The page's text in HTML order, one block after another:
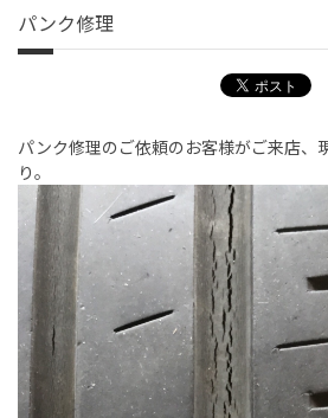
パンク修理
パンク修理のご依頼のお客様がご来店、
り。